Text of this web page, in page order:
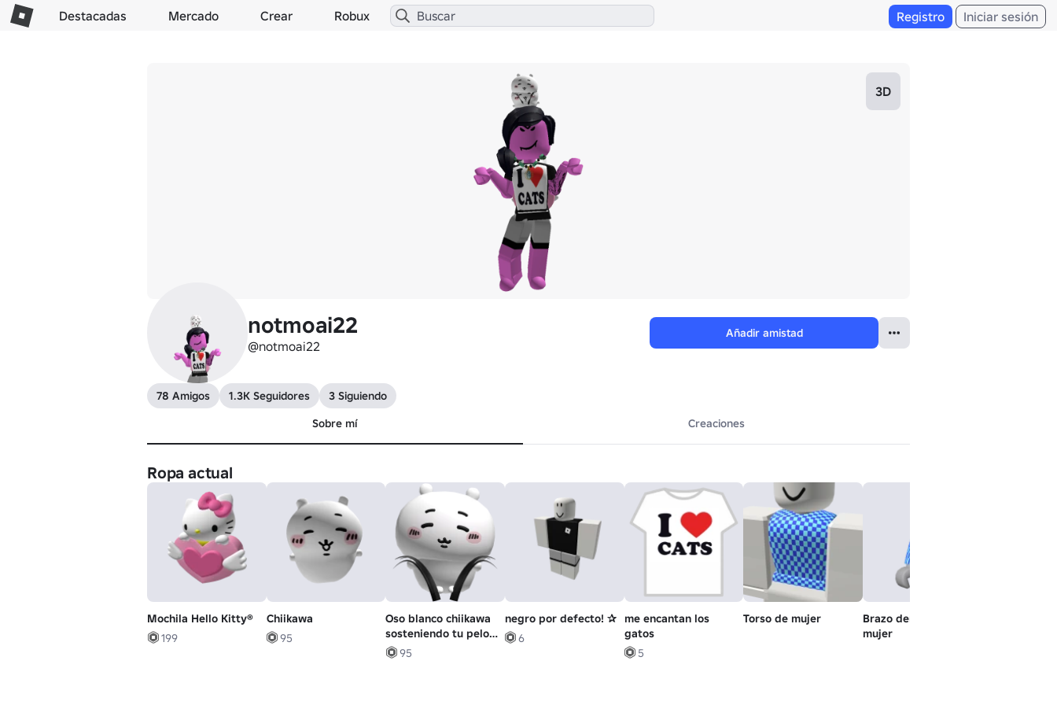
Destacadas Mercado Crear Robux Registro Iniciar sesión
3D
notmoai22
@notmoai22
Añadir amistad
78 Amigos 1.3K Seguidores
3 Siguiendo
Sobre mí
Creaciones
Ropa actual
Mochila Hello Kitty®
199
Chiikawa
95
Oso blanco chiikawa
sosteniendo tu pelo
en negro
95
negro por defecto! ✰
6
me encantan los
gatos
5
Torso de mujer
Brazo derecho de
mujer